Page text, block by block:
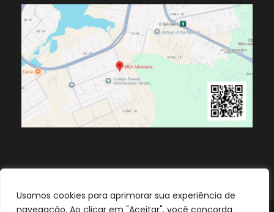
Usamos cookies para aprimorar sua experiência de
navegação. Ao clicar em "Aceitar", você concorda